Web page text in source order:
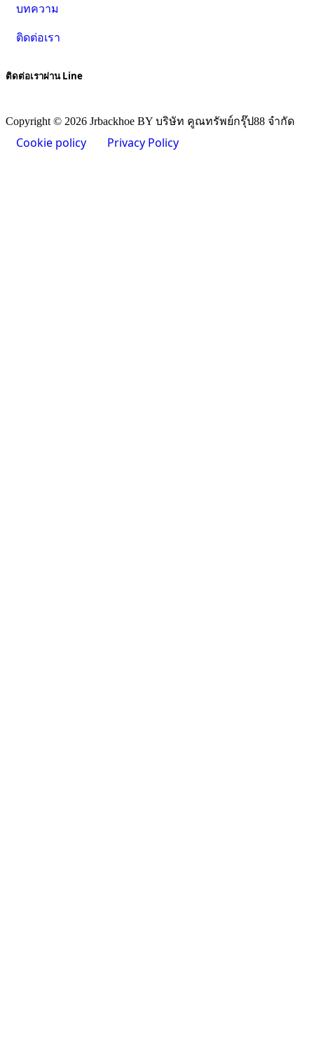
บทความ
ติดต่อเรา
ติดต่อเราผ่าน Line
Copyright © 2026 Jrbackhoe BY บริษัท คูณทรัพย์กรุ๊ป88 จำกัด
Cookie policy Privacy Policy